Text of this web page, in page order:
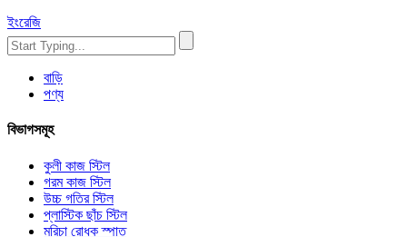
ইংরেজি
বাড়ি
পণ্য
বিভাগসমূহ
কুলী কাজ স্টিল
গরম কাজ স্টিল
উচ্চ গতির স্টিল
প্লাস্টিক ছাঁচ স্টিল
মরিচা রোধক স্পাত